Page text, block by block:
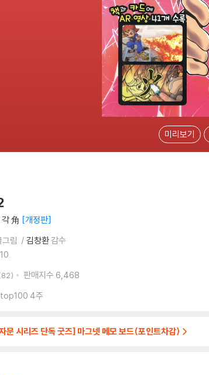
미리보기
角 개정판
그림 김창환감수
82 판매지수 6,468
top100 4주
문 시리즈 단독 굿즈] 마그넷 메모 보드(포인트차감)